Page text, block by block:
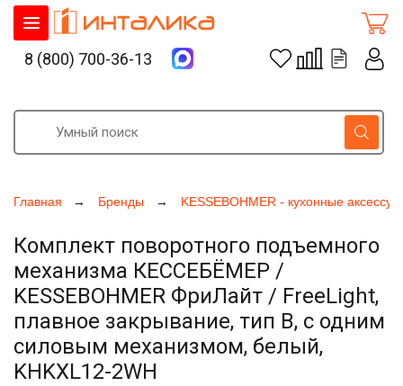
Главная Бренды KESSEBOHMER - кухонные
Комплект поворотного подъемного
механизма КЕССЕБЁМЕР /
KESSEBOHMER ФриЛайт / FreeLight,
плавное закрывание, тип B, с одним
силовым механизмом, белый,
KHKXL12-2WH
8 (800) 700-36-13